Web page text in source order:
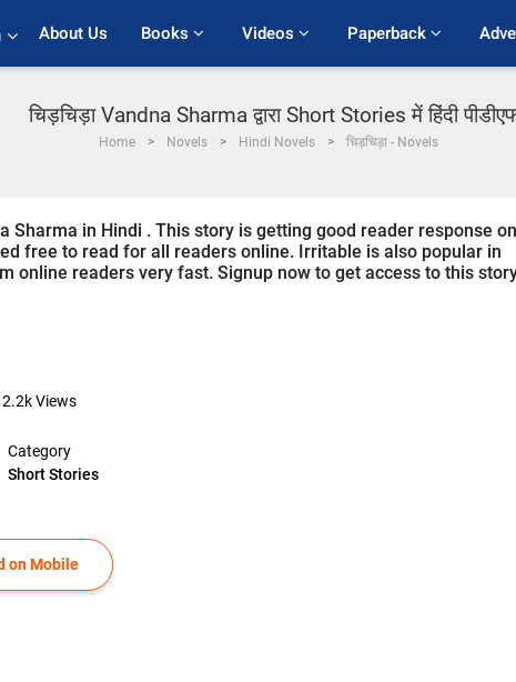
About Us Books Videos Paperback
चिड़चिड़ा Vandna Sharma द्वारा Short Stories में हिंदी
Home Novels Hindi Novels चिड़चिड़ा - Novels
Sharma in Hindi . This story is getting good reader response on
free to read for all readers online. Irritable is also popular in
online readers very fast. Signup now to get access to this
2.2kViews
Category
Short Stories
on Mobile